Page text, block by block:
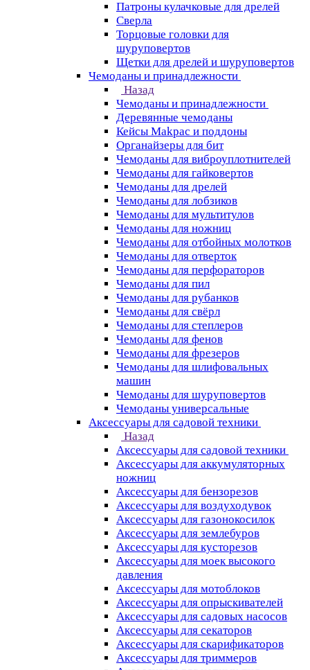
Патроны кулачковые для дрелей
Сверла
Торцовые головки для
шуруповертов
Щетки для дрелей и шуруповертов
Чемоданы и принадлежности
Назад
Чемоданы и принадлежности
Деревянные чемоданы
Кейсы Makpac и поддоны
Органайзеры для бит
Чемоданы для виброуплотнителей
Чемоданы для гайковертов
Чемоданы для дрелей
Чемоданы для лобзиков
Чемоданы для мультитулов
Чемоданы для ножниц
Чемоданы для отбойных молотков
Чемоданы для отверток
Чемоданы для перфораторов
Чемоданы для пил
Чемоданы для рубанков
Чемоданы для свёрл
Чемоданы для степлеров
Чемоданы для фенов
Чемоданы для фрезеров
Чемоданы для шлифовальных
машин
Чемоданы для шуруповертов
Чемоданы универсальные
Аксессуары для садовой техники
Назад
Аксессуары для садовой техники
Аксессуары для аккумуляторных
ножниц
Аксессуары для бензорезов
Аксессуары для воздуходувок
Аксессуары для газонокосилок
Аксессуары для землебуров
Аксессуары для кусторезов
Аксессуары для моек высокого
давления
Аксессуары для мотоблоков
Аксессуары для опрыскивателей
Аксессуары для садовых насосов
Аксессуары для секаторов
Аксессуары для скарификаторов
Аксессуары для триммеров